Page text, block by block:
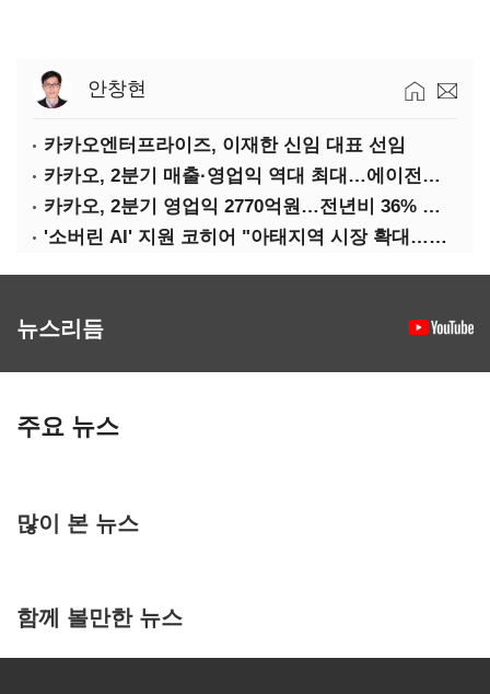
안창현
카카오엔터프라이즈, 이재한 신임 대표 선임
카카오, 2분기 매출·영업익 역대 최대…에이전트 AI 수익화 관건
카카오, 2분기 영업익 2770억원…전년비 36% 증가
'소버린 AI' 지원 코히어 "아태지역 시장 확대…한국·일본 법인 설립"
뉴스리듬
주요 뉴스
많이 본 뉴스
함께 볼만한 뉴스